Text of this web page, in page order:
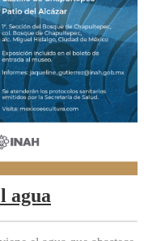
agua